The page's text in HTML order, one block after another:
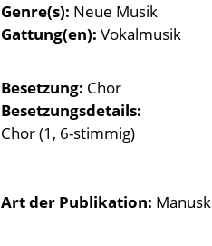
Genre(s) Neue Musik
Gattung(en) Vokalmusik
Besetzung Chor
Besetzungsdetails
Chor (1, 6-stimmig)
Art der Publikation